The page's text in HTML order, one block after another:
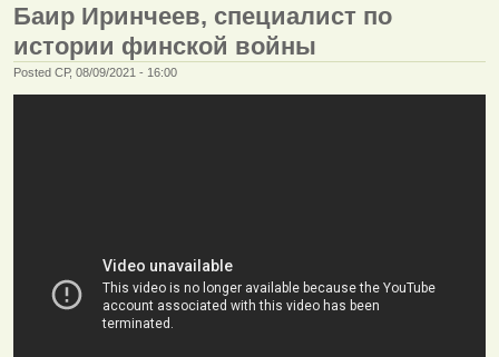
Баир Иринчеев, специалист по
истории финской войны
Posted СР, 08/09/2021 - 16:00